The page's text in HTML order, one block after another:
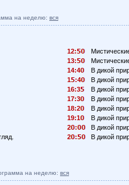
на неделю: вся
12:
13:
14:4
В дикой
1
:4
В дикой
16:3
В дикой
17:3
В дикой
18:2
В дикой
19:1
В дикой
2
:
В дикой
2
: В дикой
на неделю: вся